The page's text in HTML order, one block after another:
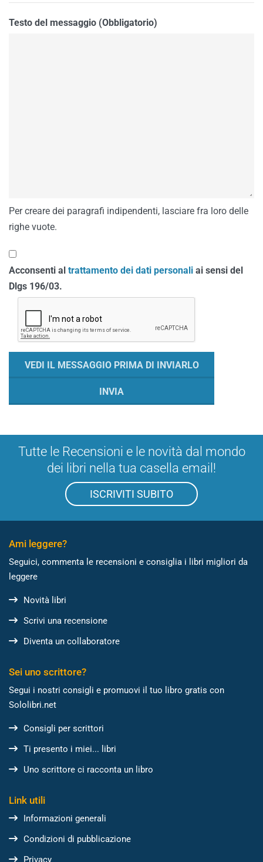
Testo del messaggio (Obbligatorio)
Per creare dei paragrafi indipendenti, lasciare fra loro delle
righe vuote.
Acconsenti al trattamento dei dati personali ai sensi del
Dlgs 196/03.
Tutte le Recensioni e le novità dal mondo
dei libri nella tua casella email!
ISCRIVITI SUBITO
Ami leggere?
Seguici, commenta le recensioni e consiglia i libri migliori da
leggere
Novità libri
Scrivi una recensione
Diventa un collaboratore
Sei uno scrittore?
Segui i nostri consigli e promuovi il tuo libro gratis con
Sololibri.net
Consigli per scrittori
Ti presento i miei... libri
Uno scrittore ci racconta un libro
Link utili
Informazioni generali
Condizioni di pubblicazione
Privacy